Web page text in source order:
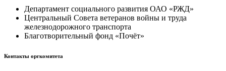
Департамент социального развития ОАО «РЖД»
Центральный Совета ветеранов войны и труда
железнодорожного транспорта
Благотворительный фонд «Почёт»
Контакты оргкомитета